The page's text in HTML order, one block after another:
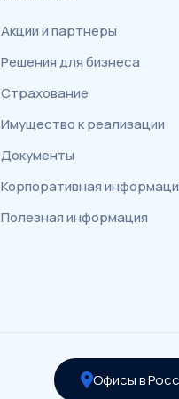
Акции и партнеры
Решения для бизнеса
Страхование
Имущество к реализации
Документы
Корпоративная
Полезная информация
Офисы в